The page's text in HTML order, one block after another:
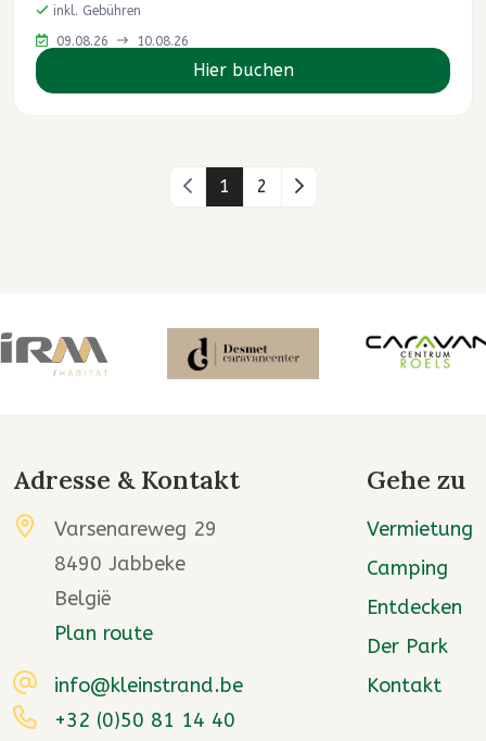
inkl. Gebühren
09.08.26 10.08.26
Hier buchen
Vorherige Seite
1 2 Nächste Seite
Adresse & Kontakt
Varsenareweg 29
8490 Jabbeke
België
Plan route
info@kleinstrand.be
+32 (0)50 81 14 40
Gehe zu
Vermietung
Camping
Entdecken
Der Park
Kontakt